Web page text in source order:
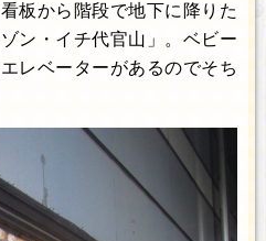
板から階段で地下に降りた
ン・イチ代官山」。ベビー
レベーターがあるのでそち